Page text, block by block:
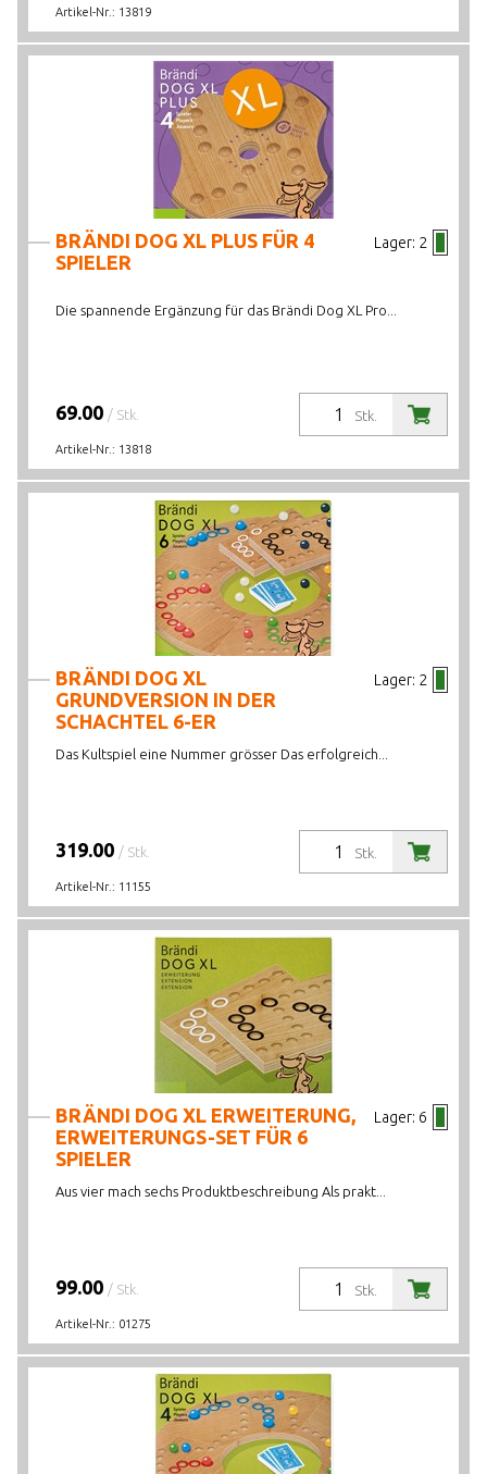
Artikel-Nr.: 13819
Lager: 2
BRÄNDI DOG XL PLUS FÜR 4
SPIELER
Die spannende Ergänzung für das Brändi Dog XL Pro...
Stk.
69.00 / Stk.
Artikel-Nr.: 13818
Lager: 2
BRÄNDI DOG XL
GRUNDVERSION IN DER
SCHACHTEL 6-ER
Das Kultspiel eine Nummer grösser Das erfolgreich...
Stk.
319.00 / Stk.
Artikel-Nr.: 11155
Lager: 6
BRÄNDI DOG XL ERWEITERUNG,
ERWEITERUNGS-SET FÜR 6
SPIELER
Aus vier mach sechs Produktbeschreibung Als prakt...
Stk.
99.00 / Stk.
Artikel-Nr.: 01275